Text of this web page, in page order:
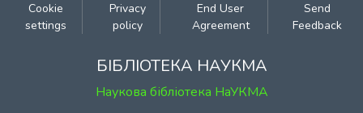
Cookie
settings
Privacy
policy
End User
Agreement
Send
Feedback
БІБЛІОТЕКА НАУКМА
Наукова бібліотека НаУКМА